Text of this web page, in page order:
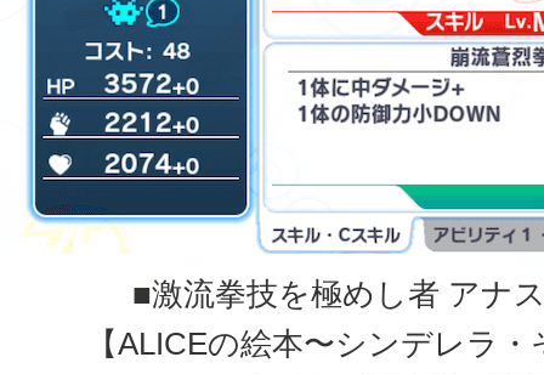
■激流拳技を極めし者 アナ
【ALICEの絵本〜シンデレラ